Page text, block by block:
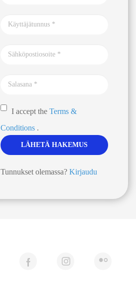
I accept the Terms &
Conditions .
Tunnukset olemassa? Kirjaudu